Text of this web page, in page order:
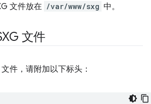
文件放在 /var/www/sxg 中。
文件
件，请附加以下标头：